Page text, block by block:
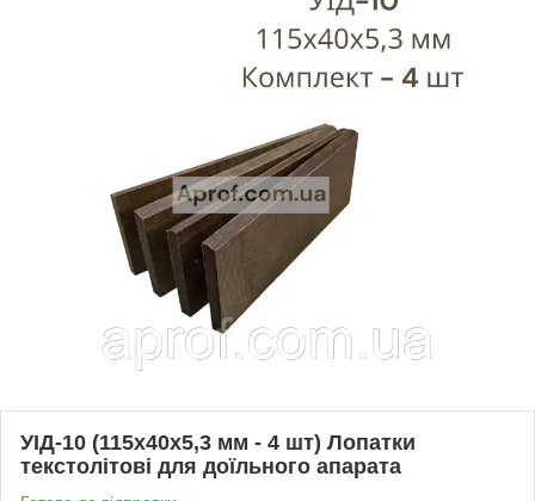
УІД-10 (115х40х5,3 мм - 4 шт) Лопатки
текстолітові для доїльного апарата